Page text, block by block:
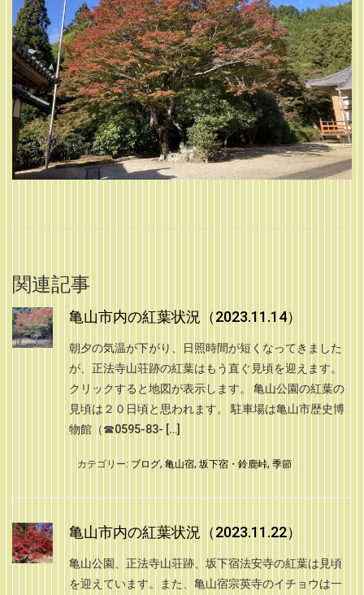
関連記事
亀山市内の紅葉状況（2023.11.14）
朝夕の気温が下がり、日照時間が短くなってきました
が、正法寺山荘跡の紅葉はもう直ぐ見頃を迎えます。
クリックすると地図が表示します。 亀山公園の紅葉の
見頃は２０日頃と思われます。 駐車場は亀山市歴史博
物館（☎0595-83- […]
カテゴリー: ブログ, 亀山宿, 坂下宿・鈴鹿峠, 季節
亀山市内の紅葉状況（2023.11.22）
亀山公園、正法寺山荘跡、坂下宿法安寺の紅葉は見頃
を迎えています。また、亀山宿宗英寺のイチョウは一